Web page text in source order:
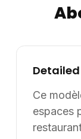
diamètre,
manutention.
d’aménagement. Informations
Dimensions /
Supply8
restauration,
Ce
espaces